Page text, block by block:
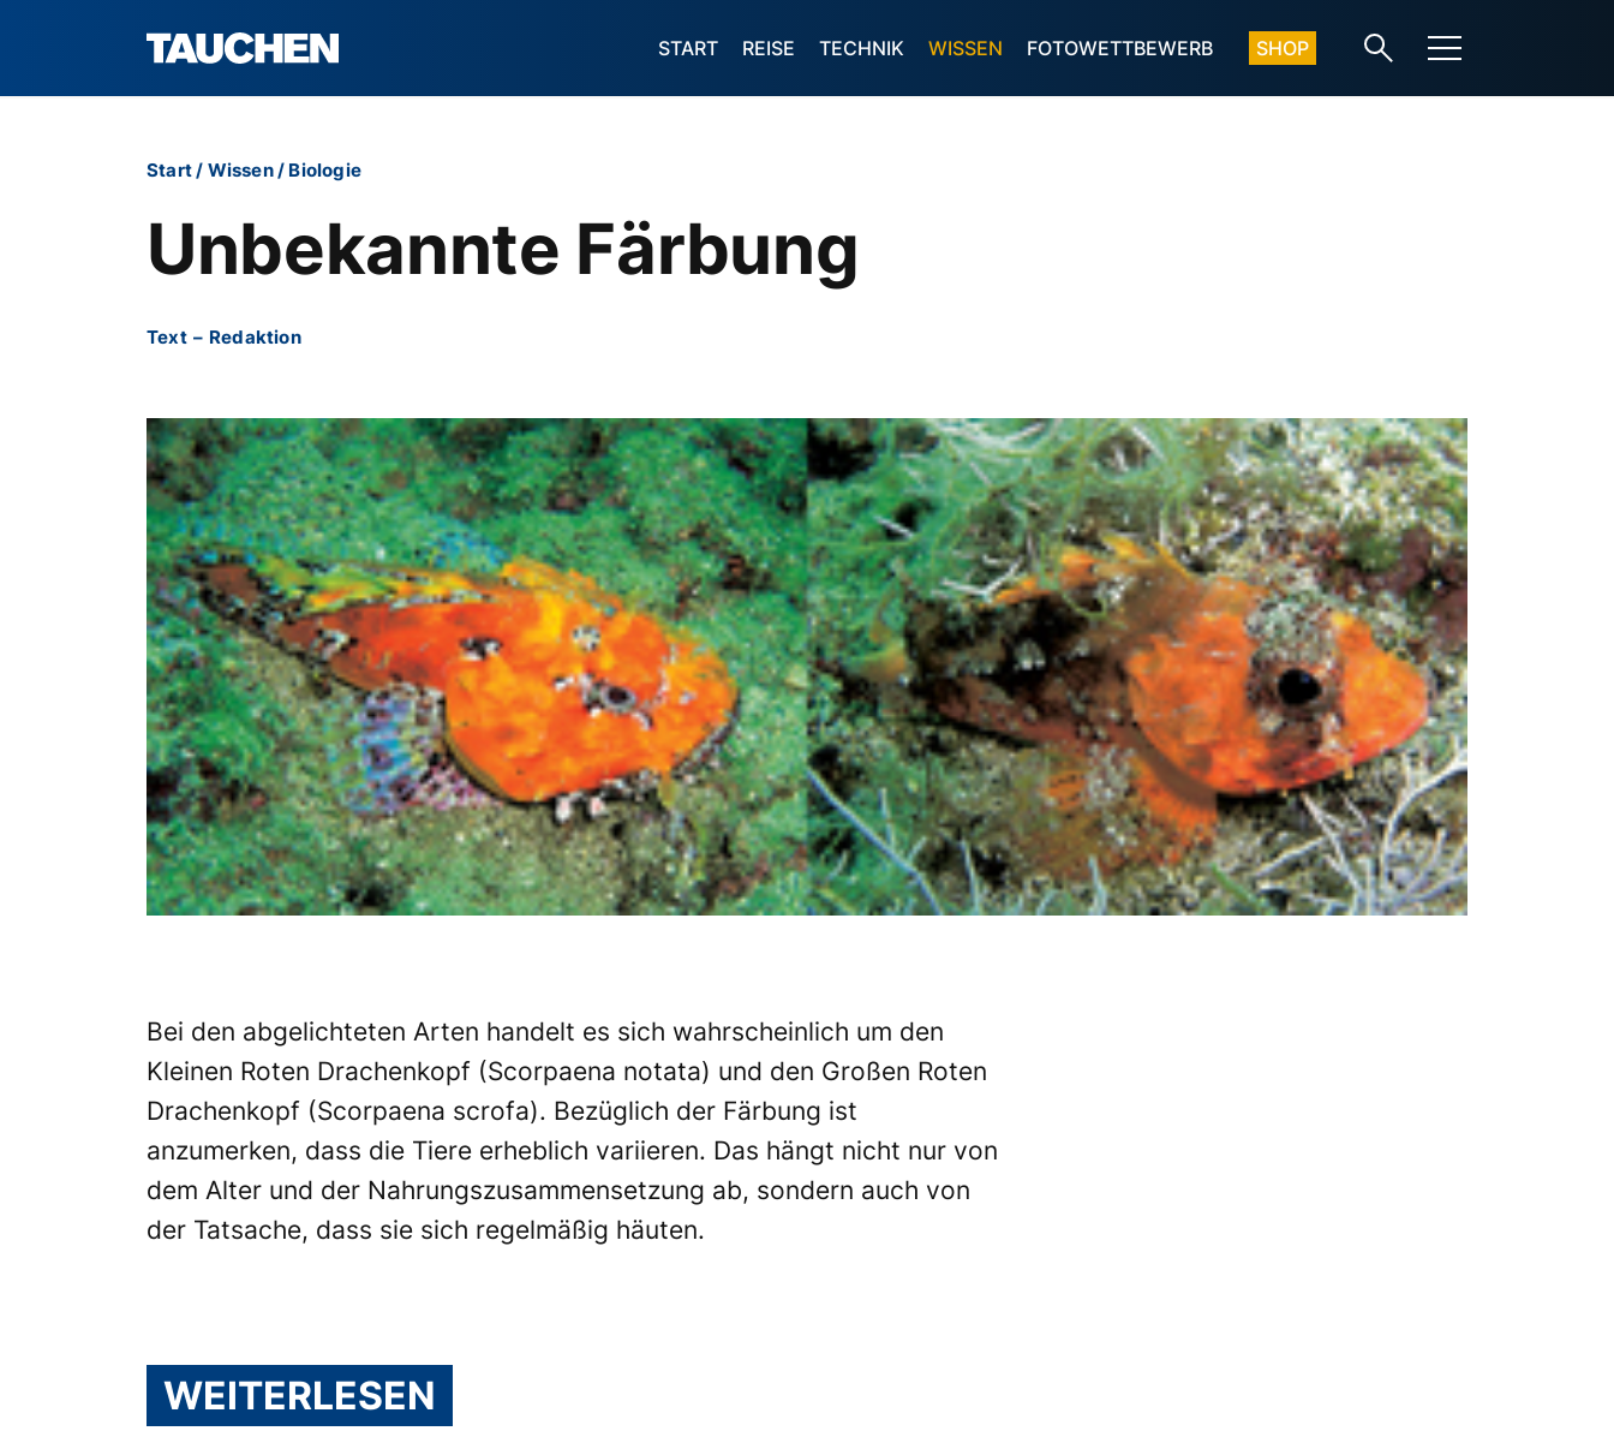
START REISE TECHNIK WISSEN FOTOWETTBEWERB SHOP
Start/ Wissen/ Biologie
Unbekannte Färbung
Text – Redaktion
Bei den abgelichteten Arten handelt es sich wahrscheinlich um den
Kleinen Roten Drachenkopf (Scorpaena notata) und den Großen Roten
Drachenkopf (Scorpaena scrofa). Bezüglich der Färbung ist
anzumerken, dass die Tiere erheblich variieren. Das hängt nicht nur von
dem Alter und der Nahrungszusammensetzung ab, sondern auch von
der Tatsache, dass sie sich regelmäßig häuten.
WEITERLESEN